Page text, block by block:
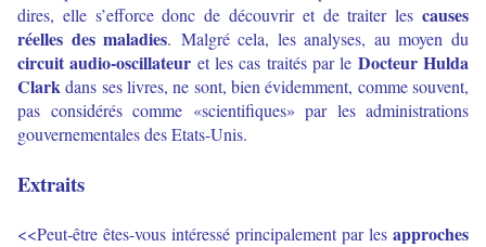
dires, elle s’efforce donc de découvrir et de traiter les causes
réelles des maladies. Malgré cela, les analyses, au moyen du
circuit audio-oscillateur et les cas traités par le Docteur Hulda
Clarkdans ses livres, ne sont, bien évidemment, comme souvent,
pas considérés comme «scientifiques» par les administrations
gouvernementales des Etats-Unis.
Extraits
<<Peut-être êtes-vous intéressé principalement par les approches